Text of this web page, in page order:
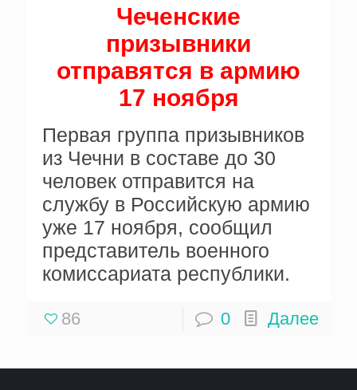
Чеченские
призывники
отправятся в армию
17 ноября
Первая группа призывников
из Чечни в составе до 30
человек отправится на
службу в Российскую армию
уже 17 ноября, сообщил
представитель военного
комиссариата республики.
86 0 Далее